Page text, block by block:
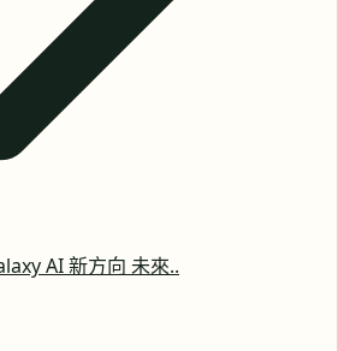
AI 新方向 未來..